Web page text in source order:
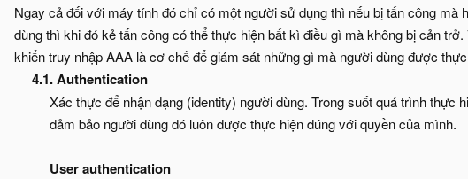
Ngay cả đối với máy tính đó chỉ có một người sử dụng thì nếu bị tấn công
dùng thì khi đó kẻ tấn công có thể thực hiện bất kì điều gì mà không bị cản
khiển truy nhập AAA là cơ chế để giám sát những gì mà người dùng được
4.1. Authentication
Xác thực để nhận dạng (identity) người dùng. Trong suốt quá trình
đảm bảo người dùng đó luôn được thực hiện đúng với quyền của mình.
User authentication